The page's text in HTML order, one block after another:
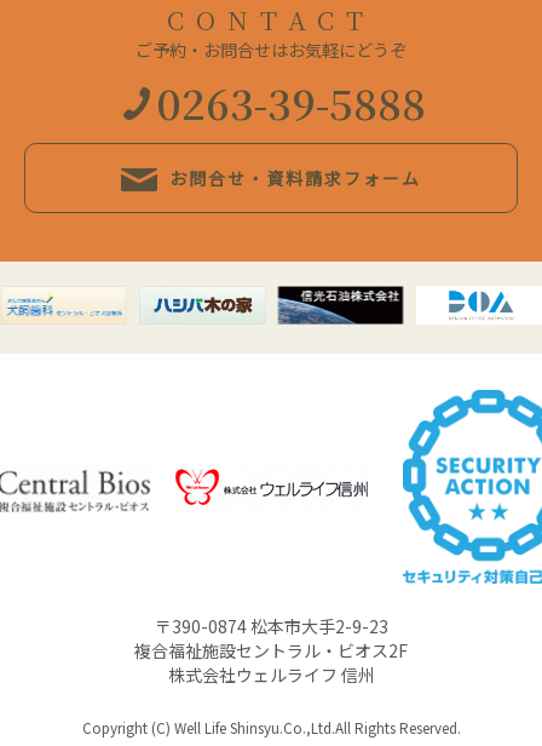
CONTACT
ご予約・お問合せはお気軽にどうぞ
0263-39-5888
お問合せ・資料請求フォーム
〒390-0874 松本市大手2-9-23
複合福祉施設セントラル・ビオス2F
株式会社ウェルライフ 信州
Copyright (C) Well Life Shinsyu.Co.,Ltd.All Rights Reserved.